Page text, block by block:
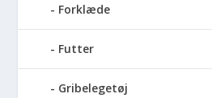
Forklæde
Futter
Gribelegetøj